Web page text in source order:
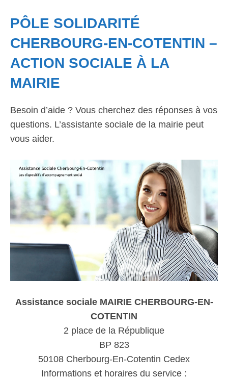
PÔLE SOLIDARITÉ
CHERBOURG-EN-COTENTIN –
ACTION SOCIALE À LA
MAIRIE
Besoin d’aide ? Vous cherchez des réponses à vos
questions. L’assistante sociale de la mairie peut
vous aider.
Assistance sociale MAIRIE CHERBOURG-EN-
COTENTIN
2 place de la République
BP 823
50108 Cherbourg-En-Cotentin Cedex
Informations et horaires du service :